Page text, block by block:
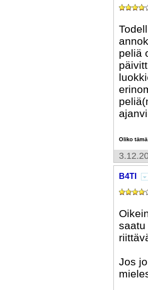
peliä
Oliko
B4TI
saatu
Jos